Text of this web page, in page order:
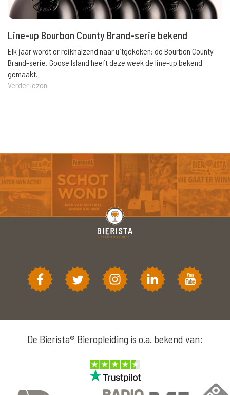
Line-up Bourbon County Brand-serie bekend
Elk jaar wordt er reikhalzend naar uitgekeken: de Bourbon County
Brand-serie. Goose Island heeft deze week de line-up bekend
gemaakt.
Verder lezen
De Bierista® Bieropleiding is o.a. bekend van: